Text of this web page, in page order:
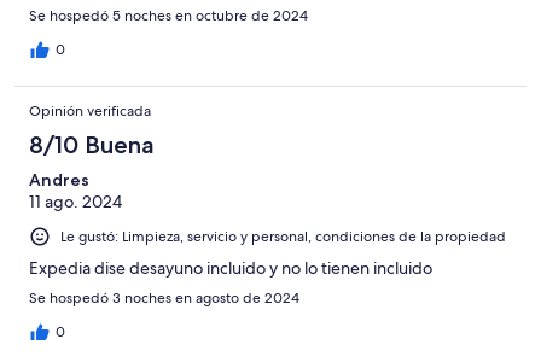
Se hospedó 5 noches en octubre de 2024
0
Opinión verificada
8/10 Buena
Andres
11 ago. 2024
Le gustó: Limpieza, servicio y personal, condiciones de la propiedad
Expedia dise desayuno incluido y no lo tienen incluido
Se hospedó 3 noches en agosto de 2024
0